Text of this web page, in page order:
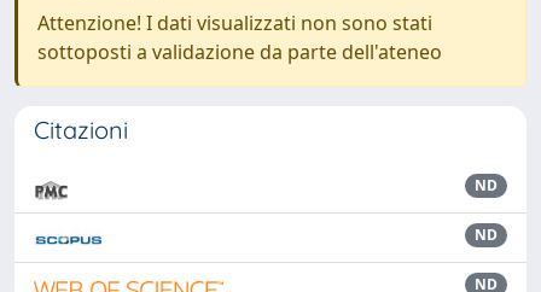
Attenzione! I dati visualizzati non sono stati
sottoposti a validazione da parte dell'ateneo
Citazioni
ND
ND
ND